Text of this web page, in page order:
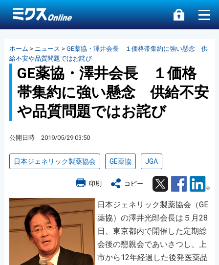
ホーム > ニュース > GE薬協・澤井会長 １価格帯集約に強い懸念 供
給不安や品質問題ではお詫び
GE薬協・澤井会長 １価格
帯集約に強い懸念 供給不安
や品質問題ではお詫び
公開日時 2019/05/29 03:50
日本ジェネリック製薬協会 GE薬協 JGA
印刷 コピー Twitter Facebook
日本ジェネリック製薬協会（GE
薬協）の澤井光郎会長は５月28
日、東京都内で開催した定期総
会後の懇親会であいさつし、上
市から12年経過した後発医薬品